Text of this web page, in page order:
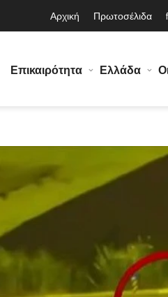
Αρχική Πρωτοσέλιδα
Επικαιρότητα Ελλάδα